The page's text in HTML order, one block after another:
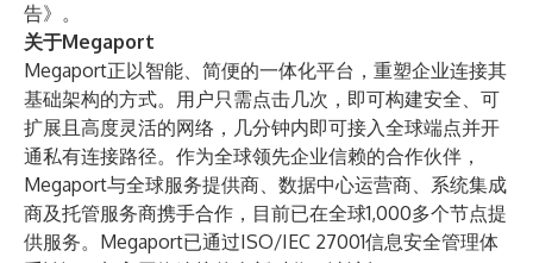
告》 。
关于Megaport
Megaport正以智能、简便的一体化平台，重塑企业连接其
基础架构的方式。用户只需点击几次，即可构建安全、可
扩展且高度灵活的网络，几分钟内即可接入全球端点并开
通私有连接路径。作为全球领先企业信赖的合作伙伴，
Megaport与全球服务提供商、数据中心运营商、系统集成
商及托管服务商携手合作，目前已在全球1,000多个节点提
供服务。Megaport已通过ISO/IEC 27001信息安全管理体